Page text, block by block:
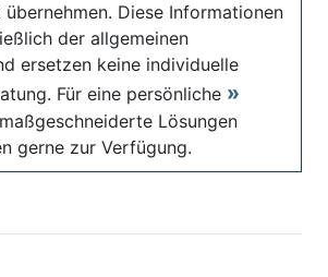
Diese Informationen
der allgemeinen
ersetzen keine individuelle
Für eine persönliche
Lösungen
gerne zur Verfügung.